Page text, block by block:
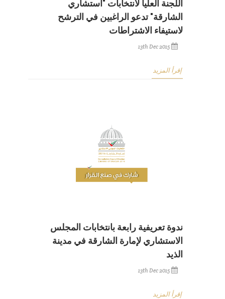
اللجنة العليا لانتخابات "استشاري
الشارقة" تدعو الراغبين في الترشح
لاستيفاء الاشتراطات
13th Dec 2015
إقرأ المزيد
ندوة تعريفية رابعة بانتخابات المجلس
الاستشاري لإمارة الشارقة في مدينة
الذيد
13th Dec 2015
إقرأ المزيد